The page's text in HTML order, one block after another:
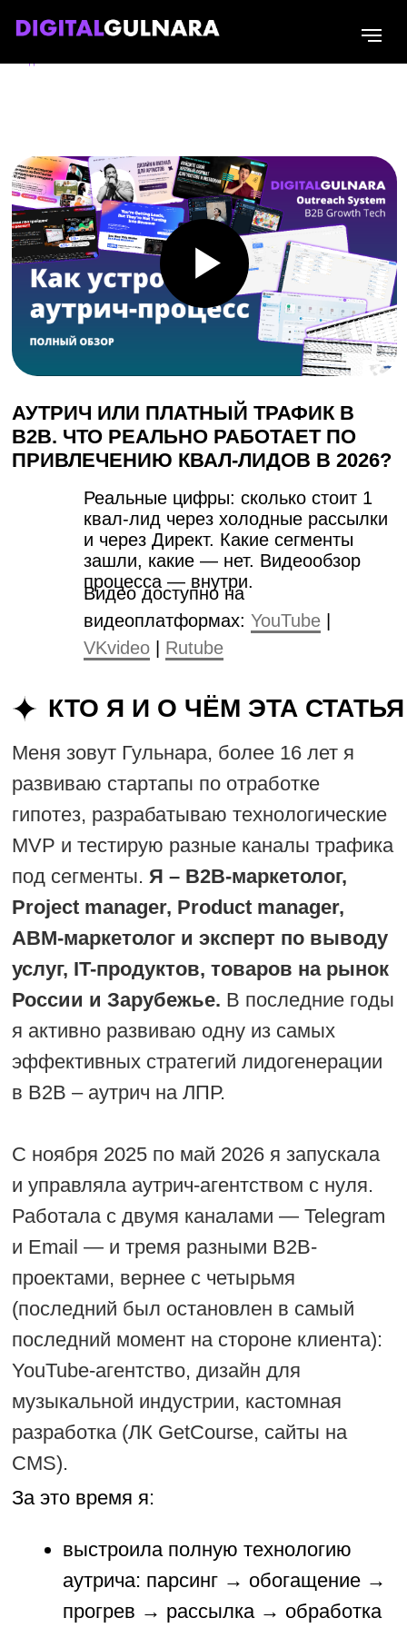
Главная / Блог /
Аутрич или платный трафик в B2B. Что реально работает по привлечению квал-
КТО Я И О ЧЁМ ЭТА СТАТЬЯ
Меня зовут Гульнара, более 16 лет я
развиваю стартапы по отработке
гипотез, разрабатываю технологические
MVP и тестирую разные каналы трафика
под сегменты.Я – B2B-маркетолог,
Project manager, Product manager,
услуг, IT-продуктов, товаров на рынок
России и Зарубежье. В последние годы
эффективных стратегий лидогенерации
в B2B – аутрич на ЛПР.
С ноября 2025 по май 2026 я запускала
и управляла аутрич-агентством с нуля.
Работала с двумя каналами — Telegram
и Email — и тремя разными B2B-
проектами, вернее с четырьмя
(последний был остановлен в самый
YouTube-агентство, дизайн для
музыкальной индустрии, кастомная
разработка (ЛК GetCourse, сайты на
За это время я:
выстроила полную технологию
прогрев → рассылка → обработка
обучила команду: скаут, лид-
оператор, специалист по парсингу,
операционный помощник;
получила квалифицированных
лидов в одном из сегментов;
отсекла нерыночные гипотезы до
И теперь я знаю, что работает, а что —
нет.
Эта статья — для владельцев B2B-
компаний, которые:
тратят деньги на Яндекс.Директ и
другие платные каналы, а лидов
получили спам и блокировки;
слышали про «аутрич», но не
понимают, как это внедрить без
АУТРИЧ ИЛИ ПЛАТНЫЙ ТРАФИК В
B2B. ЧТО РЕАЛЬНО РАБОТАЕТ ПО
ПРИВЛЕЧЕНИЮ КВАЛ-ЛИДОВ В 2026?
зашли, какие — нет. Видеообзор
процесса — внутри.
Видео доступно на
видеоплатформах:YouTube|
VKvideo |Rutube